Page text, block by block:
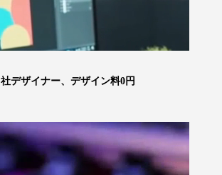
社デザイナー、デザイン料0円